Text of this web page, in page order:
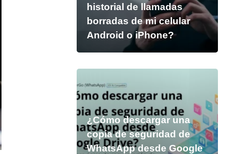
historial de llamadas
borradas de mi celular
Android o iPhone?
¿Cómo descargar una
copia de seguridad de
WhatsApp desde Google